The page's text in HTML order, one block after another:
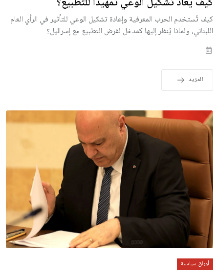
كيف تُستخدم الحرب المعرفية وإعادة تشكيل الوعي للتأثير في الرأي العام
اللبناني، ولماذا يُنظر إليها كمدخل لفرض التطبيع مع إسرائيل؟
المزيد
أوراق سياسية